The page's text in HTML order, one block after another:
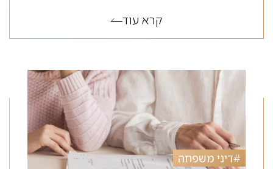
קרא עוד
#דיני משפחה